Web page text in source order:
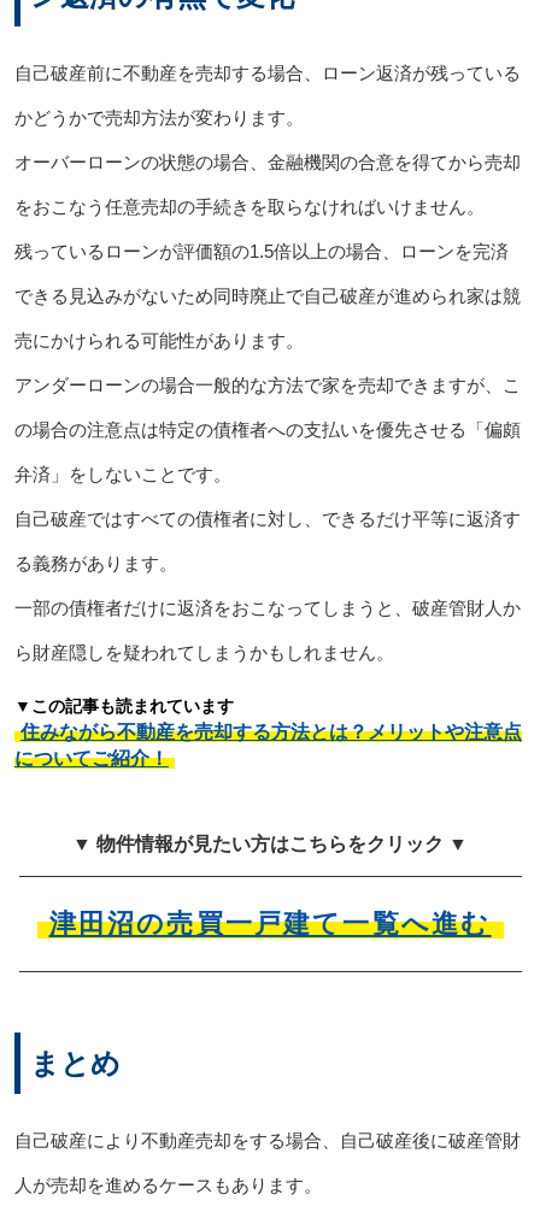
自己破産前に不動産を売却する場合、ローン返済が残っている
かどうかで売却方法が変わります。
オーバーローンの状態の場合、金融機関の合意を得てから売却
をおこなう任意売却の手続きを取らなければいけません。
残っているローンが評価額の1.5倍以上の場合、ローンを完済
できる見込みがないため同時廃止で自己破産が進められ家は競
売にかけられる可能性があります。
アンダーローンの場合一般的な方法で家を売却できますが、こ
の場合の注意点は特定の債権者への支払いを優先させる「偏頗
弁済」をしないことです。
自己破産ではすべての債権者に対し、できるだけ平等に返済す
る義務があります。
一部の債権者だけに返済をおこなってしまうと、破産管財人か
ら財産隠しを疑われてしまうかもしれません。
▼この記事も読まれています
住みながら不動産を売却する方法とは？メリットや注意点
についてご紹介！
▼ 物件情報が見たい方はこちらをクリック ▼
津田沼の売買一戸建て一覧へ進む
まとめ
自己破産により不動産売却をする場合、自己破産後に破産管財
人が売却を進めるケースもあります。